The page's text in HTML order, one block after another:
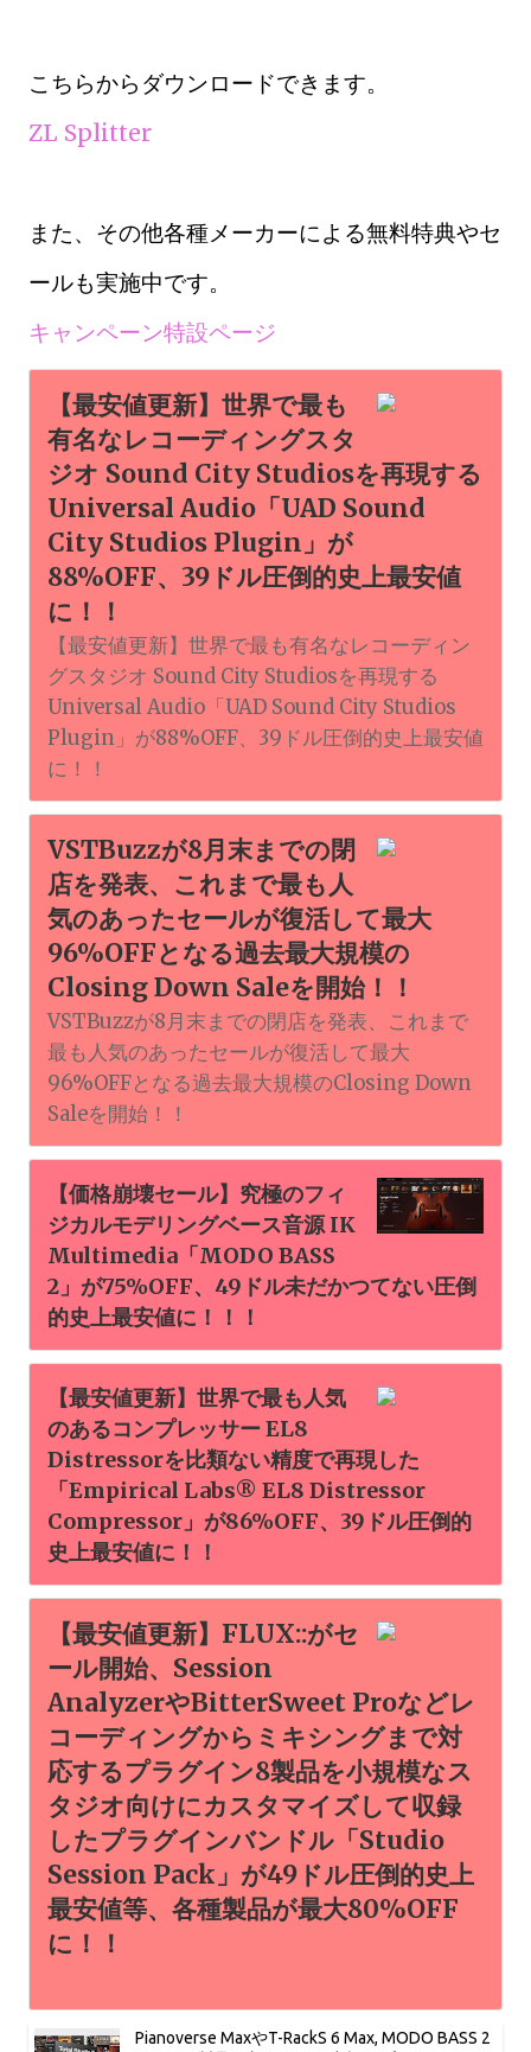
こちらからダウンロードできます。
ZL Splitter
また、その他各種メーカーによる無料特典やセ
ールも実施中です。
キャンペーン特設ページ
【最安値更新】世界で最も
有名なレコーディングスタ
ジオ Sound City Studiosを再現する
Universal Audio「UAD Sound
City Studios Plugin」が
88%OFF、39ドル圧倒的史上最安値
に！！
【最安値更新】世界で最も有名なレコーディン
グスタジオ Sound City Studiosを再現する
Universal Audio「UAD Sound City Studios
Plugin」が88%OFF、39ドル圧倒的史上最安値
に！！
VSTBuzzが8月末までの閉
店を発表、これまで最も人
気のあったセールが復活して最大
96%OFFとなる過去最大規模の
Closing Down Saleを開始！！
VSTBuzzが8月末までの閉店を発表、これまで
最も人気のあったセールが復活して最大
96%OFFとなる過去最大規模のClosing Down
Saleを開始！！
【価格崩壊セール】究極のフィ
ジカルモデリングベース音源 IK
Multimedia「MODO BASS
2」が75%OFF、49ドル未だかつてない圧倒
的史上最安値に！！！
【最安値更新】世界で最も人気
のあるコンプレッサー EL8
Distressorを比類ない精度で再現した
「Empirical Labs® EL8 Distressor
Compressor」が86%OFF、39ドル圧倒的
史上最安値に！！
【最安値更新】FLUX::がセ
ール開始、Session
AnalyzerやBitterSweet Proなどレ
コーディングからミキシングまで対
応するプラグイン8製品を小規模なス
タジオ向けにカスタマイズして収録
したプラグインバンドル「Studio
Session Pack」が49ドル圧倒的史上
最安値等、各種製品が最大80%OFF
に！！
Pianoverse MaxやT-RackS 6 Max, MODO BASS 2